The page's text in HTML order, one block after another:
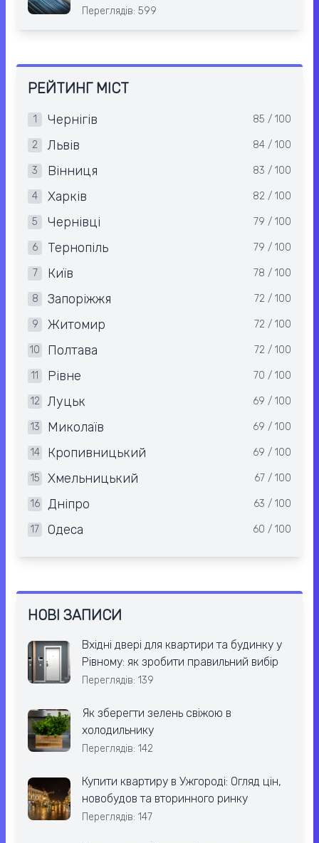
Переглядів: 599
РЕЙТИНГ МІСТ
1 Чернігів 85 / 100
2 Львів 84 / 100
3 Вінниця 83 / 100
4 Харків 82 / 100
5 Чернівці 79 / 100
6 Тернопіль 79 / 100
7 Київ 78 / 100
8 Запоріжжя 72 / 100
9 Житомир 72 / 100
10 Полтава 72 / 100
11 Рівне 70 / 100
12 Луцьк 69 / 100
13 Миколаїв 69 / 100
14 Кропивницький 69 / 100
15 Хмельницький 67 / 100
16 Дніпро 63 / 100
17 Одеса 60 / 100
НОВІ ЗАПИСИ
Вхідні двері для квартири та будинку у
Рівному: як зробити правильний вибір
Переглядів: 139
Як зберегти зелень свіжою в
холодильнику
Переглядів: 142
Купити квартиру в Ужгороді: Огляд цін,
новобудов та вторинного ринку
Переглядів: 147